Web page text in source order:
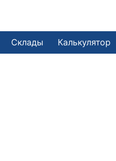
Склады Калькулятор